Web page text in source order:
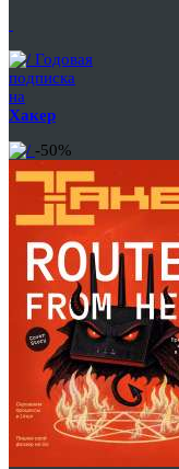
Годовая
подписка
на
Хакер
-50%